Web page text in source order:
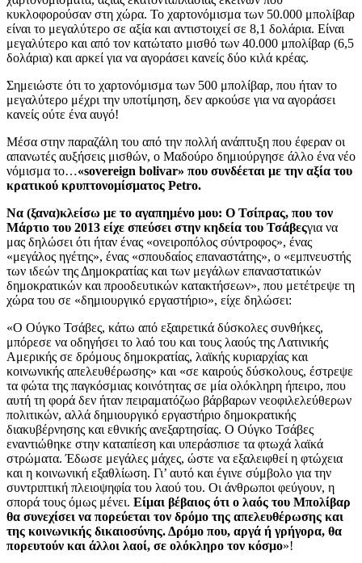
κυκλοφορούσαν στη χώρα. Το χαρτονόμισμα των 50.000 μπολίβαρ
είναι το μεγαλύτερο σε αξία και αντιστοιχεί σε 8,1 δολάρια. Είναι
μεγαλύτερο και από τον κατώτατο μισθό των 40.000 μπολίβαρ (6,5
δολάρια) και αρκεί για να αγοράσει κανείς δύο κιλά κρέας.
Σημειώστε ότι το χαρτονόμισμα των 500 μπολίβαρ, που ήταν το
μεγαλύτερο μέχρι την υποτίμηση, δεν αρκούσε για να αγοράσει
κανείς ούτε ένα αυγό!
Μέσα στην παραζάλη του από την πολλή ανάπτυξη που έφεραν οι
απανωτές αυξήσεις μισθών, ο Μαδούρο δημιούργησε άλλο ένα νέο
νόμισμα το…«sovereign bolivar» που συνδέεται με την αξία του
κρατικού κρυπτονομίσματος Petro.
Να (ξανα)κλείσω με το αγαπημένο μου: Ο Τσίπρας, που τον
Μάρτιο του 2013 είχε σπεύσει στην κηδεία του Τσάβεςγια να
μας δηλώσει ότι ήταν ένας «ονειροπόλος σύντροφος», ένας
«μεγάλος ηγέτης», ένας «σπουδαίος επαναστάτης», ο «εμπνευστής
των ιδεών της Δημοκρατίας και των μεγάλων επαναστατικών
δημοκρατικών και προοδευτικών κατακτήσεων», που μετέτρεψε τη
χώρα του σε «δημιουργικό εργαστήριο», είχε δηλώσει:
«Ο Ούγκο Τσάβες, κάτω από εξαιρετικά δύσκολες συνθήκες,
μπόρεσε να οδηγήσει το λαό του και τους λαούς της Λατινικής
Αμερικής σε δρόμους δημοκρατίας, λαϊκής κυριαρχίας και
κοινωνικής απελευθέρωσης» και «σε καιρούς δύσκολους, έστρεψε
τα φώτα της παγκόσμιας κοινότητας σε μία ολόκληρη ήπειρο, που
αυτή τη φορά δεν ήταν πειραματόζωο βάρβαρων νεοφιλελεύθερων
πολιτικών, αλλά δημιουργικό εργαστήριο δημοκρατικής
διακυβέρνησης και εθνικής ανεξαρτησίας. Ο Ούγκο Τσάβες
εναντιώθηκε στην καταπίεση και υπεράσπισε τα φτωχά λαϊκά
στρώματα. Έδωσε μεγάλες μάχες, ώστε να εξαλειφθεί η φτώχεια
και η κοινωνική εξαθλίωση. Γι’ αυτό και έγινε σύμβολο για την
συντριπτική πλειοψηφία του λαού του. Οι άνθρωποι φεύγουν, η
σπορά τους όμως μένει. Είμαι βέβαιος ότι ο λαός του Μπολίβαρ
θα συνεχίσει να πορεύεται τον δρόμο της απελευθέρωσης και
της κοινωνικής δικαιοσύνης. Δρόμο που, αργά ή γρήγορα, θα
πορευτούν και άλλοι λαοί, σε ολόκληρο τον κόσμο»!